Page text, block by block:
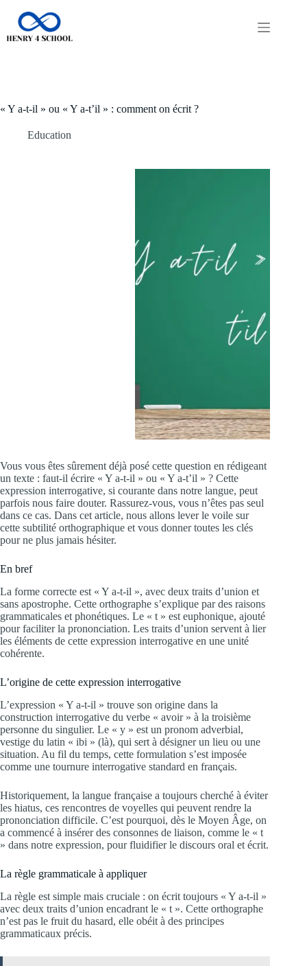
contenu
« Y a-t-il » ou « Y a-t’il » : comment on écrit ?
Education
Vous vous êtes sûrement déjà posé cette question en rédigeant
un texte : faut-il écrire « Y a-t-il » ou « Y a-t’il » ? Cette
expression interrogative, si courante dans notre langue, peut
parfois nous faire douter. Rassurez-vous, vous n’êtes pas seul
dans ce cas. Dans cet article, nous allons lever le voile sur
cette subtilité orthographique et vous donner toutes les clés
pour ne plus jamais hésiter.
En bref
La forme correcte est « Y a-t-il », avec deux traits d’union et
sans apostrophe. Cette orthographe s’explique par des raisons
grammaticales et phonétiques. Le « t » est euphonique, ajouté
pour faciliter la prononciation. Les traits d’union servent à lier
les éléments de cette expression interrogative en une unité
cohérente.
L’origine de cette expression interrogative
L’expression « Y a-t-il » trouve son origine dans la
construction interrogative du verbe « avoir » à la troisième
personne du singulier. Le « y » est un pronom adverbial,
vestige du latin « ibi » (là), qui sert à désigner un lieu ou une
situation. Au fil du temps, cette formulation s’est imposée
comme une tournure interrogative standard en français.
Historiquement, la langue française a toujours cherché à éviter
les hiatus, ces rencontres de voyelles qui peuvent rendre la
prononciation difficile. C’est pourquoi, dès le Moyen Âge, on
a commencé à insérer des consonnes de liaison, comme le « t
» dans notre expression, pour fluidifier le discours oral et écrit.
La règle grammaticale à appliquer
La règle est simple mais cruciale : on écrit toujours « Y a-t-il »
avec deux traits d’union encadrant le « t ». Cette orthographe
n’est pas le fruit du hasard, elle obéit à des principes
grammaticaux précis.